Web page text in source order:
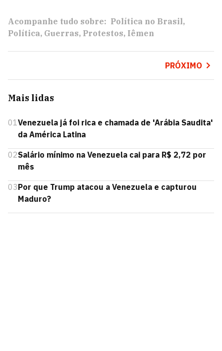
Acompanhe tudo sobre: Política no Brasil
Política Guerras Protestos Iêmen
PRÓXIMO
Mais lidas
01Venezuela já foi rica e chamada de 'Arábia Saudita'
da América Latina
02Salário mínimo na Venezuela cai para R$ 2,72 por
mês
03Por que Trump atacou a Venezuela e capturou
Maduro?